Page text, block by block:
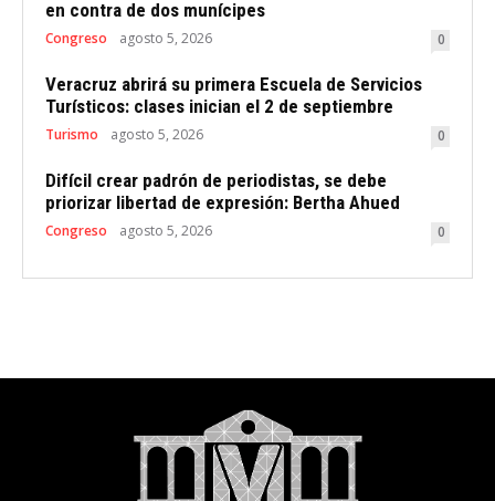
en contra de dos munícipes
Congreso agosto 5, 2026 0
Veracruz abrirá su primera Escuela de Servicios
Turísticos: clases inician el 2 de septiembre
Turismo agosto 5, 2026 0
Difícil crear padrón de periodistas, se debe
priorizar libertad de expresión: Bertha Ahued
Congreso agosto 5, 2026 0